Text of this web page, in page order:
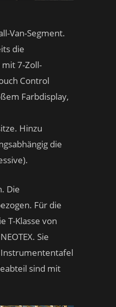
Van-Segment.
die
7-Zoll-
Control
Farbdisplay,
Hinzu
die
Die
Für die
T-Klasse von
Sie
sind mit